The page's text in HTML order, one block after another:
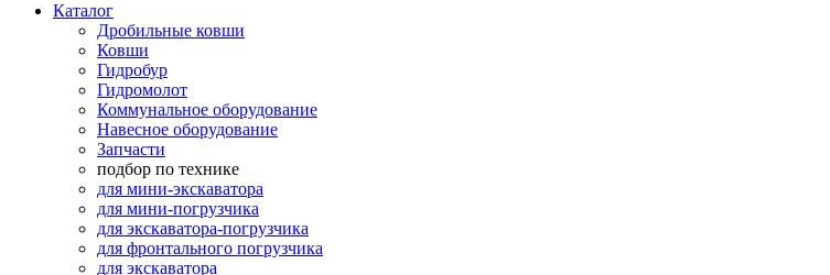
Каталог
Дробильные ковши
Ковши
Гидробур
Гидромолот
Коммунальное оборудование
Навесное оборудование
Запчасти
подбор по технике
для мини-экскаватора
для мини-погрузчика
для экскаватора-погрузчика
для фронтального погрузчика
для экскаватора